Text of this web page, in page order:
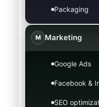
Packaging
M Marketing
Google Ads
Facebook &
SEO